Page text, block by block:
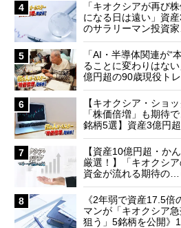
4
「キオクシアが再び
になる日は遠い」資
のサラリーマン投資家
5
「AI・半導体関連が“
ることに変わりはな
億円超の90歳現役ト
6
【キオクシア・ショ
「株価倍増」も期待
銘柄5選】資産3億円
7
【資産10億円超・か
厳選！】「キオクシ
資金が流れる期待の…
8
《2年弱で資産17.5倍
マンが「キオクシア
狙う」5銘柄を公開》